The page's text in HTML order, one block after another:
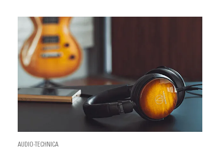
AUDIO-TECHNICA